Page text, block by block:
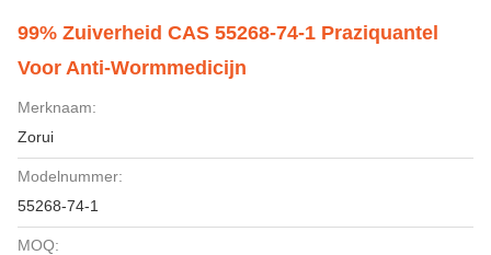
99% Zuiverheid CAS 55268-74-1 Praziquantel
Voor Anti-Wormmedicijn
Merknaam:
Zorui
Modelnummer:
55268-74-1
MOQ: